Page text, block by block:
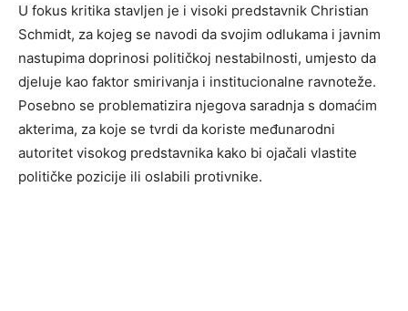
U fokus kritika stavljen je i visoki predstavnik Christian
Schmidt, za kojeg se navodi da svojim odlukama i javnim
nastupima doprinosi političkoj nestabilnosti, umjesto da
djeluje kao faktor smirivanja i institucionalne ravnoteže.
Posebno se problematizira njegova saradnja s domaćim
akterima, za koje se tvrdi da koriste međunarodni
autoritet visokog predstavnika kako bi ojačali vlastite
političke pozicije ili oslabili protivnike.